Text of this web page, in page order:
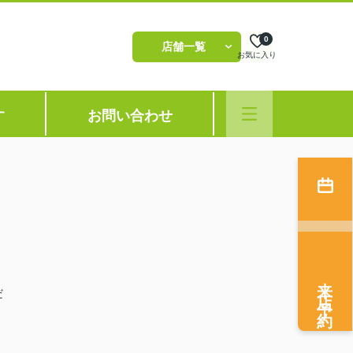
店舗一覧
お気に入り
0
お問い合わせ
来店予約